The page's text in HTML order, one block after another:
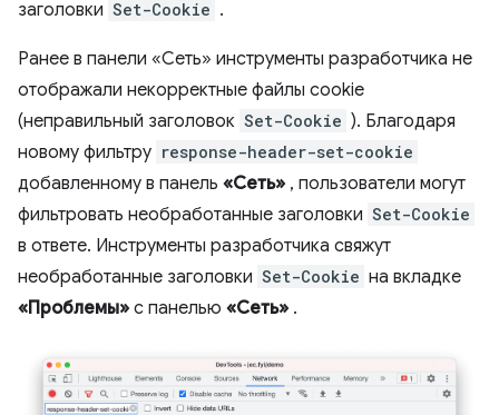
заголовки Set-Cookie .
Ранее в панели «Сеть» инструменты разработчика не
отображали некорректные файлы cookie
(неправильный заголовок Set-Cookie ). Благодаря
новому фильтру response-header-set-cookie
добавленному в панель «Сеть» , пользователи могут
фильтровать необработанные заголовки Set-Cookie
в ответе. Инструменты разработчика свяжут
необработанные заголовки Set-Cookie на вкладке
«Проблемы» с панелью «Сеть» .